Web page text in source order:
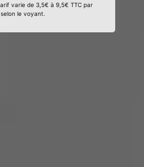
varie de 3,5€ à 9,5€ TTC par
le voyant.